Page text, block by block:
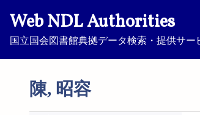
Web NDL Authorities
国立国会図書館典拠データ検索・提供サー
陳, 昭容